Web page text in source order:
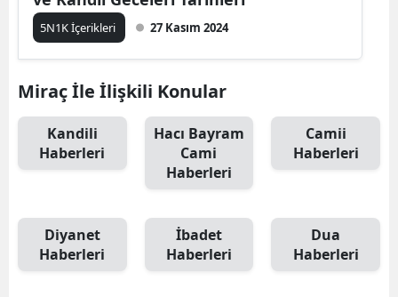
5N1K İçerikleri 27 Kasım 2024
Miraç İle İlişkili Konular
Kandili
Haberleri
Hacı Bayram
Cami
Haberleri
Camii
Haberleri
Diyanet
Haberleri
İbadet
Haberleri
Dua
Haberleri